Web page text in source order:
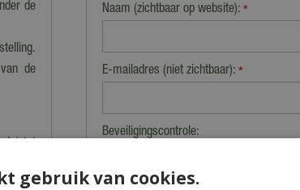
de
de
tot
Naam (zichtbaar op website): *
E-mailadres (niet zichtbaar): *
Beveiligingscontrole:
gebruik van cookies.